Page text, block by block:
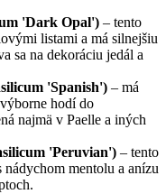
'Dark Opal') – tento
listami a má silnejšiu
sa na dekoráciu jedál a
'Spanish') – má
hodí do
najmä v Paelle a iných
'Peruvian') – tento
mentolu a anízu